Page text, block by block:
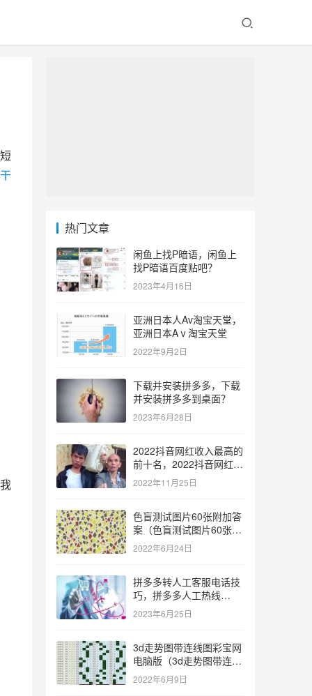
干
热门文章
闲鱼上找P暗语，闲鱼上
找P暗语百度贴吧？
2023年4月16日
亚洲日本人Av淘宝天堂，
亚洲日本Aⅴ淘宝天堂
2022年9月2日
下载并安装拼多多，下载
并安装拼多多到桌面？
2023年6月28日
2022抖音网红收入最高的
前十名，2022抖音网红收
入最高的前十名有哪些？
2022年11月25日
色盲测试图片60张附加答
案（色盲测试图片60张复
杂）
2022年6月24日
拼多多转人工客服电话技
巧，拼多多人工热线
9541344？
2023年6月25日
3d走势图带连线图彩宝网
电脑版（3d走势图带连线
图彩宝网手机版）
2022年6月9日